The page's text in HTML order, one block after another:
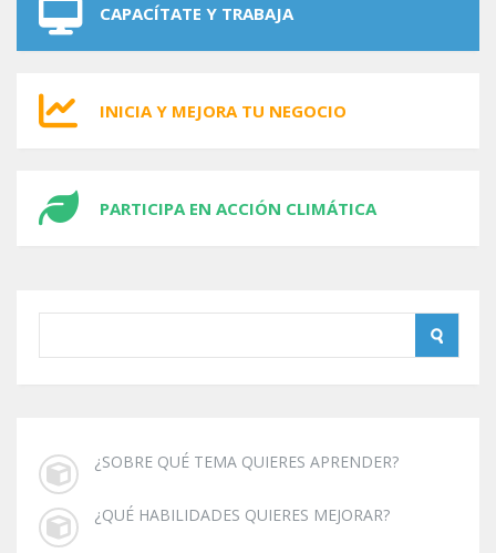
CAPACÍTATE Y TRABAJA
INICIA Y MEJORA TU NEGOCIO
PARTICIPA EN ACCIÓN CLIMÁTICA
¿SOBRE QUÉ TEMA QUIERES APRENDER?
¿QUÉ HABILIDADES QUIERES MEJORAR?